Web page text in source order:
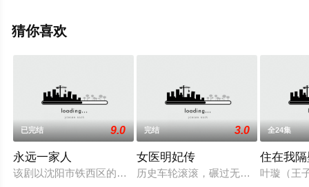
剧、电视猫或剧情网等平台了解。
猜你喜欢
已完结 9.0
永远一家人
该剧以沈阳市铁西区的涅槃重生为着眼点，以20世纪九十年代
完结 3.0
女医明妃传
历史车轮滚滚，碾过无数人的生命，
全24集
住在我
叶璇（王